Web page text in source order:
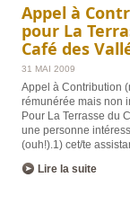
Appel à
pour La
Café des
31 MAI 2009
Appel à Contribution
rémunérée mais non
Pour La Terrasse du
une personne
(ouh!).1) cet/te
Lire la suite